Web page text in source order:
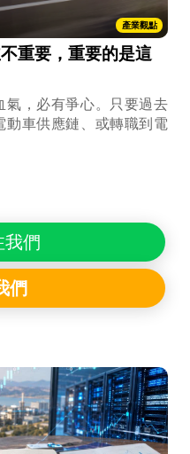
產業觀點
重要，重要的是這
氣，必有爭心。只要過去
動車供應鏈、或轉職到電
我們
們